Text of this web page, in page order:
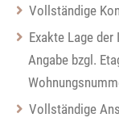
Vollständige
Exakte Lage
Angabe bzgl.
Vollständige